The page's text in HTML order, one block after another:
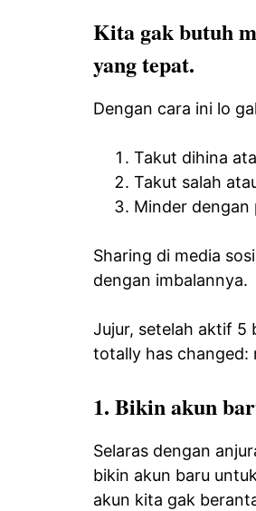
Kita gak butuh
yang tepat.
Dengan cara ini lo
Takut dihina
Takut salah
Minder dengan
Sharing di media
dengan imbalannya.
Jujur, setelah aktif 5
totally has changed:
1. Bikin akun
Selaras dengan
bikin akun baru
akun kita gak